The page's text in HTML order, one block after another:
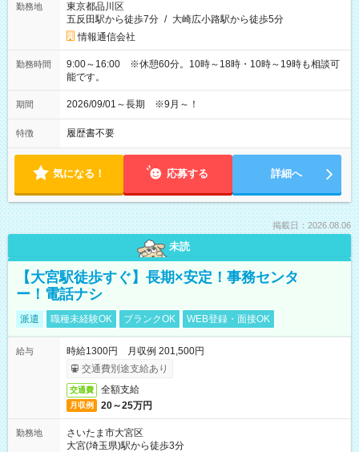
勤務地
東京都品川区
五反田駅から徒歩7分 / 大崎広小路駅から徒歩5分
情報通信会社
勤務時間
9:00～16:00 ※休憩60分。10時～18時・10時～19時も相談可
能です。
期間 2026/09/01～長期 ※9月～！
特徴 履歴書不要
気になる！ 応募する 詳細へ
掲載日：2026.08.06
未読
【大宮駅徒歩すぐ】長期×安定！事務センタ
ー！電話ナシ
派遣 職種未経験OK ブランクOK WEB登録・面接OK
給与
時給1300円 月収例 201,500円
交通費別途支給あり
交通費 全額支給
月収例 20～25万円
勤務地
さいたま市大宮区
大宮(埼玉県)駅から徒歩3分